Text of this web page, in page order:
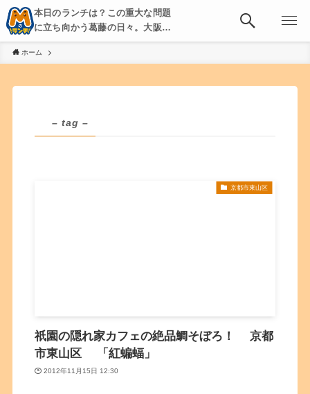
本日のランチは？この重大な問題
に立ち向かう葛藤の日々。大阪・
京都・神戸を中心とした食べ歩
き、飲み歩きを綴る。
ホーム
– tag –
京都市東山区
祇園の隠れ家カフェの絶品鯛そぼろ！ 京都
市東山区 「紅蝙蝠」
2012年11月15日 12:30